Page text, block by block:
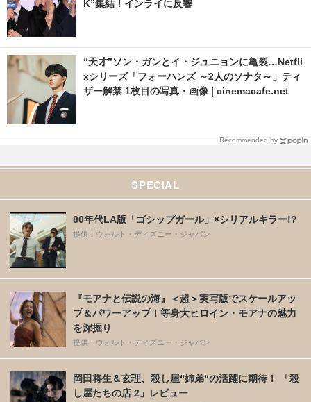
K”集結！インライに反響
“天才”ソン・ガンとイ・ジュニョンに亀裂…Netfli
xシリーズ「フォーハンズ ～2人のソナタ～」ティ
ザー解禁 1枚目の写真・画像 | cinemacafe.net
Recommended by
SPECIAL
80年代LA版「ゴシップガール」×シリアルキラー!?
提供：ウォルト・ディズニー・ジャパン
『モアナと伝説の海』＜超＞実写版でスケールアッ
プ＆パワーアップ！等身大ヒロイン・モアナの魅力
を深掘り
提供：ウォルト・ディズニー・ジャパン
岡田将生＆玄理、殺し屋“姉弟“の活躍に期待！ 「殺
し屋たちの店 2」レビュー